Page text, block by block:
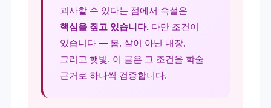
괴사할 수 있다는 점에서 속설은
핵심을 짚고 있습니다.다만 조건이
있습니다 — 봄, 살이 아닌 내장,
그리고 햇빛. 이 글은 그 조건을 학술
근거로 하나씩 검증합니다.